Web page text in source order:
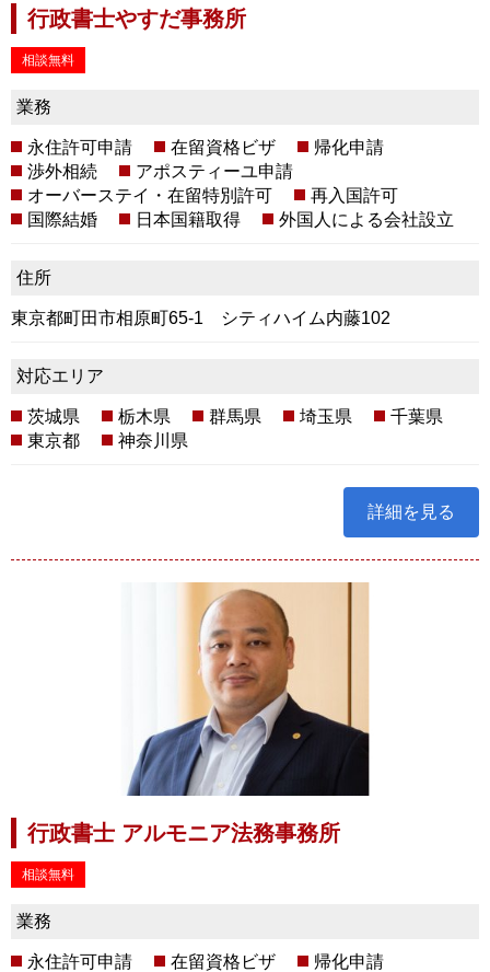
行政書士やすだ事務所
相談無料
業務
永住許可申請 在留資格ビザ
帰化申請
渉外相続
アポスティーユ申請
オーバーステイ・在留特別許可
再入国許可
国際結婚
日本国籍取得 外国人による会社設立
住所
東京都町田市相原町65-1 シティハイム内藤102
対応エリア
茨城県 栃木県 群馬県 埼玉県
千葉県
東京都
神奈川県
詳細を見る
行政書士 アルモニア法務事務所
相談無料
業務
永住許可申請 在留資格ビザ 帰化申請